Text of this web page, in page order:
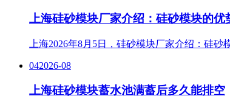
上海硅砂模块厂家介绍：硅砂模块的优
上海2026年8月5日，硅砂模块厂家介绍：硅
042026-08
上海硅砂模块蓄水池满蓄后多久能排空